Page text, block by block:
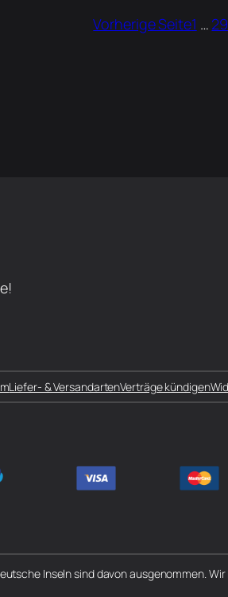
Vorherige Seite1 … 29
Liefer- & VersandartenVerträge kündigen
Inseln sind davon ausgenommen.